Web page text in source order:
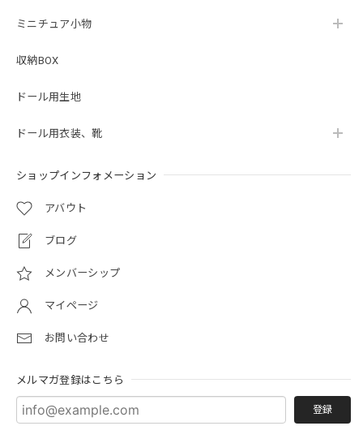
ミニチュア小物
収納BOX
ドール用生地
ドール用衣装、靴
ショップインフォメーション
アバウト
ブログ
メンバーシップ
マイページ
お問い合わせ
メルマガ登録はこちら
登録